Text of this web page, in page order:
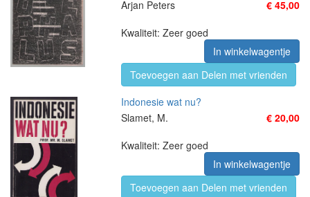
Arjan Peters
€ 45,00
Kwaliteit: Zeer goed
In winkelwagentje
Toevoegen aan Delen met vrienden
Indonesie wat nu?
Slamet, M.
€ 20,00
Kwaliteit: Zeer goed
In winkelwagentje
Toevoegen aan Delen met vrienden